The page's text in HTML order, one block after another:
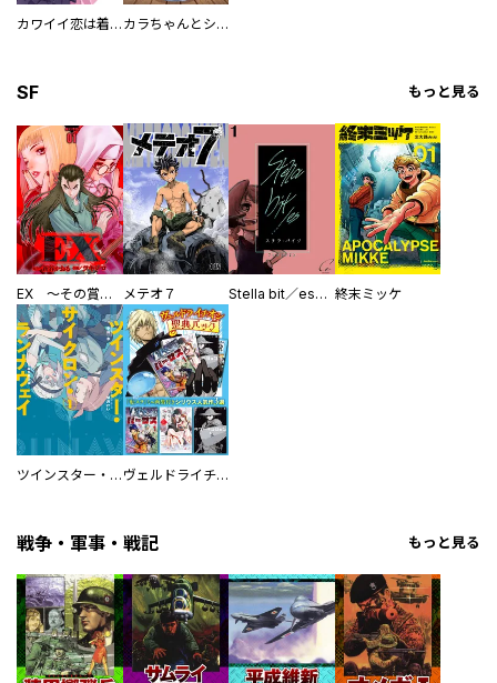
カワイイ恋は着飾らない カラちゃんとシトーさんと、 【分冊版】
SF もっと見る
EX ～その賞金稼ぎは、世界の出口を探す～【単行本版】 メテオ７ Stella bit／es【単話版】 終末ミッケ
ツインスター・サイクロン・ランナウェイ ヴェルドライチオシ聖典パック 『転スラ』ミニ画集付き シリウス人気作３選
戦争・軍事・戦記 もっと見る